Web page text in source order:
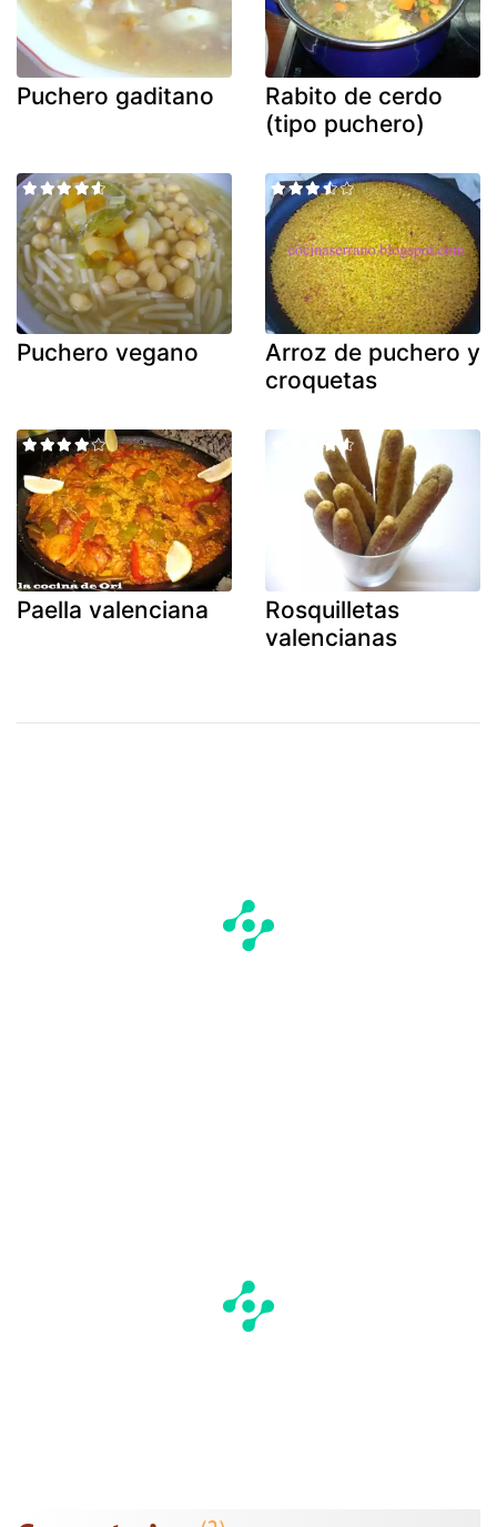
Puchero gaditano
Rabito de cerdo
(tipo puchero)
Puchero vegano
Arroz de puchero y
croquetas
Paella valenciana
Rosquilletas
valencianas